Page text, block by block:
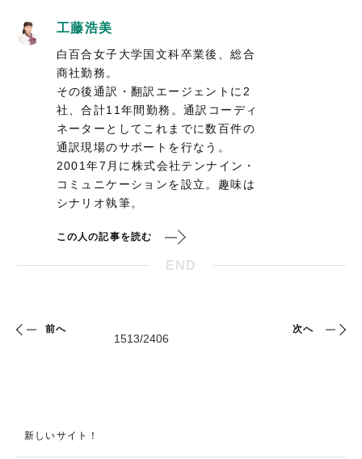
工藤浩美
白百合女子大学国文科卒業後、総合
商社勤務。
その後通訳・翻訳エージェントに2
社、合計11年間勤務。通訳コーディ
ネーターとしてこれまでに数百件の
通訳現場のサポートを行なう。
2001年7月に株式会社テンナイン・
コミュニケーションを設立。趣味は
シナリオ執筆。
この人の記事を読む
END
前へ 次へ
新しいサイト！